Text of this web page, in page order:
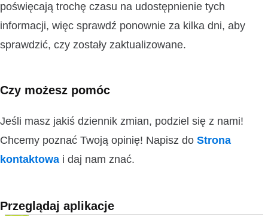
poświęcają trochę czasu na udostępnienie tych
informacji, więc sprawdź ponownie za kilka dni, aby
sprawdzić, czy zostały zaktualizowane.
Czy możesz pomóc
Jeśli masz jakiś dziennik zmian, podziel się z nami!
Chcemy poznać Twoją opinię! Napisz do Strona
kontaktowa i daj nam znać.
Przeglądaj aplikacje